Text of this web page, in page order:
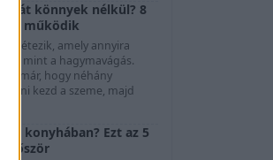
könnyek nélkül? 8
működik
létezik, amely annyira
mint a hagymavágás.
már, hogy néhány
kezd a szeme, majd
a konyhában? Ezt az 5
először